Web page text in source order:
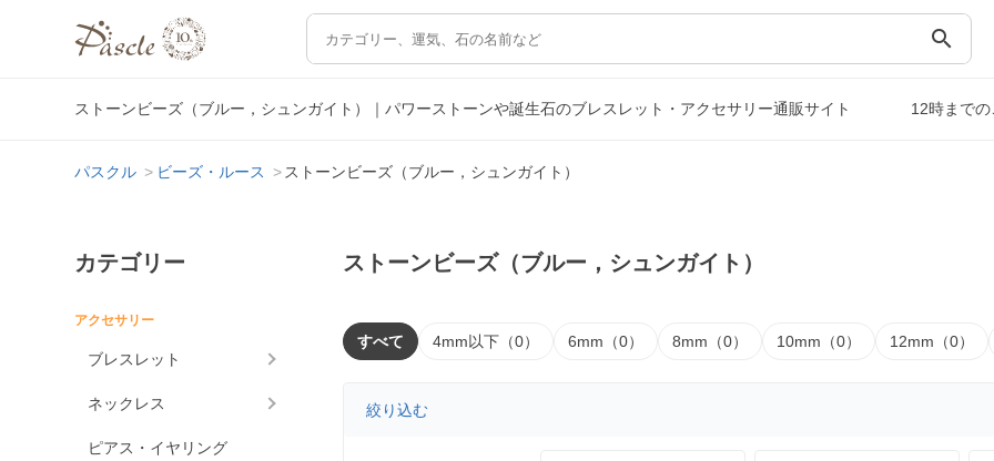
search
ストーンビーズ（ブルー，シュンガイト）｜パワーストーンや誕生石のブレスレット・アクセサリー通販サイト 12時まで
パスクル ビーズ・ルース ストーンビーズ（ブルー，シュンガイト）
カテゴリー
アクセサリー
ブレスレット
ネックレス
ピアス・イヤリング
ストーンビーズ（ブルー，シュンガイト）
すべて 4mm以下（0） 6mm（0） 8mm（0） 10mm（0） 12mm（0）
絞り込む